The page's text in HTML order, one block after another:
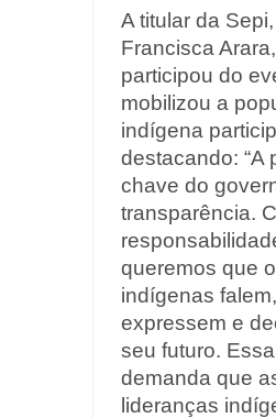
A titular da Sepi,
Francisca Arara,
participou do
mobilizou a
indígena
destacando: “A
chave do
transparência.
queremos que
indígenas
expressem e
seu futuro.
demanda que
lideranças